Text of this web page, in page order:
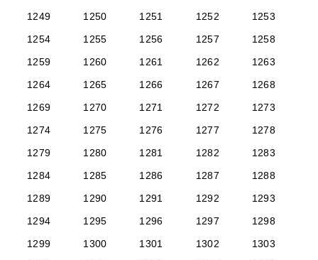
1249
1250 1251 1252
1253
1254
1255 1256 1257
1258
1259
1260 1261 1262
1263
1264
1265 1266 1267
1268
1269
1270 1271 1272
1273
1274
1275 1276 1277
1278
1279
1280 1281 1282
1283
1284
1285 1286 1287
1288
1289
1290 1291 1292
1293
1294
1295 1296 1297
1298
1299
1300 1301 1302
1303